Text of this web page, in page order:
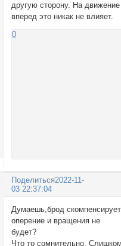
другую сторону. На движение
вперед это никак не влияет.
0
Поделиться2022-11-
03 22:37:04
Думаешь,брод скомпенсирует
оперение и вращения не
будет?
Что то сомнительно.